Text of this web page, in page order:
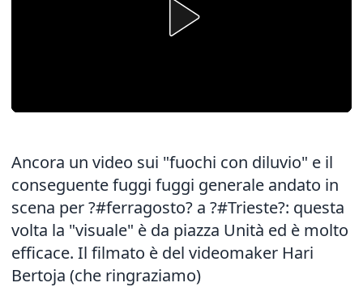
Ancora un video sui "fuochi con diluvio" e il
conseguente fuggi fuggi generale andato in
scena per ?#‎ferragosto? a ?#‎Trieste?: questa
volta la "visuale" è da piazza Unità ed è molto
efficace. Il filmato è del videomaker Hari
Bertoja (che ringraziamo)